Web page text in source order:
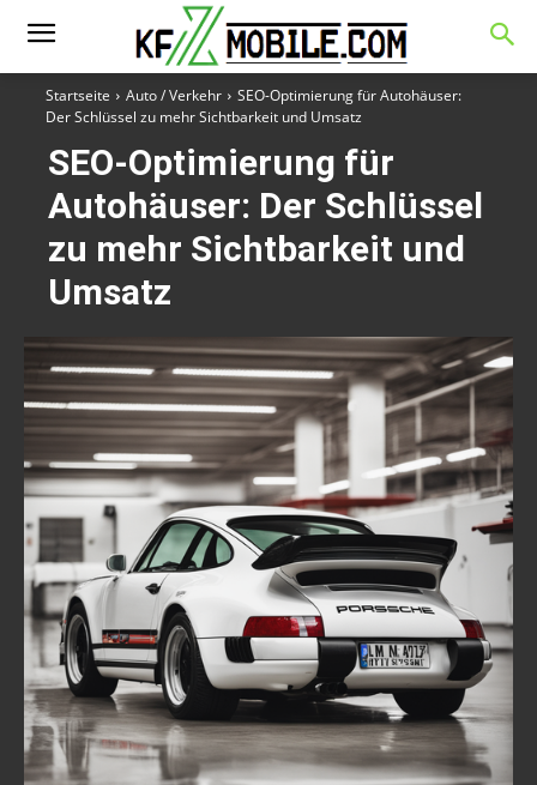
Startseite Auto / Verkehr
SEO-Optimierung für Autohäuser:
Der Schlüssel zu mehr Sichtbarkeit und Umsatz
SEO-Optimierung für
Autohäuser: Der Schlüssel
zu mehr Sichtbarkeit und
Umsatz